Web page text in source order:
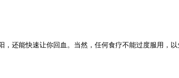
还能快速让你回血。当然，任何食疗不能过度服用，以